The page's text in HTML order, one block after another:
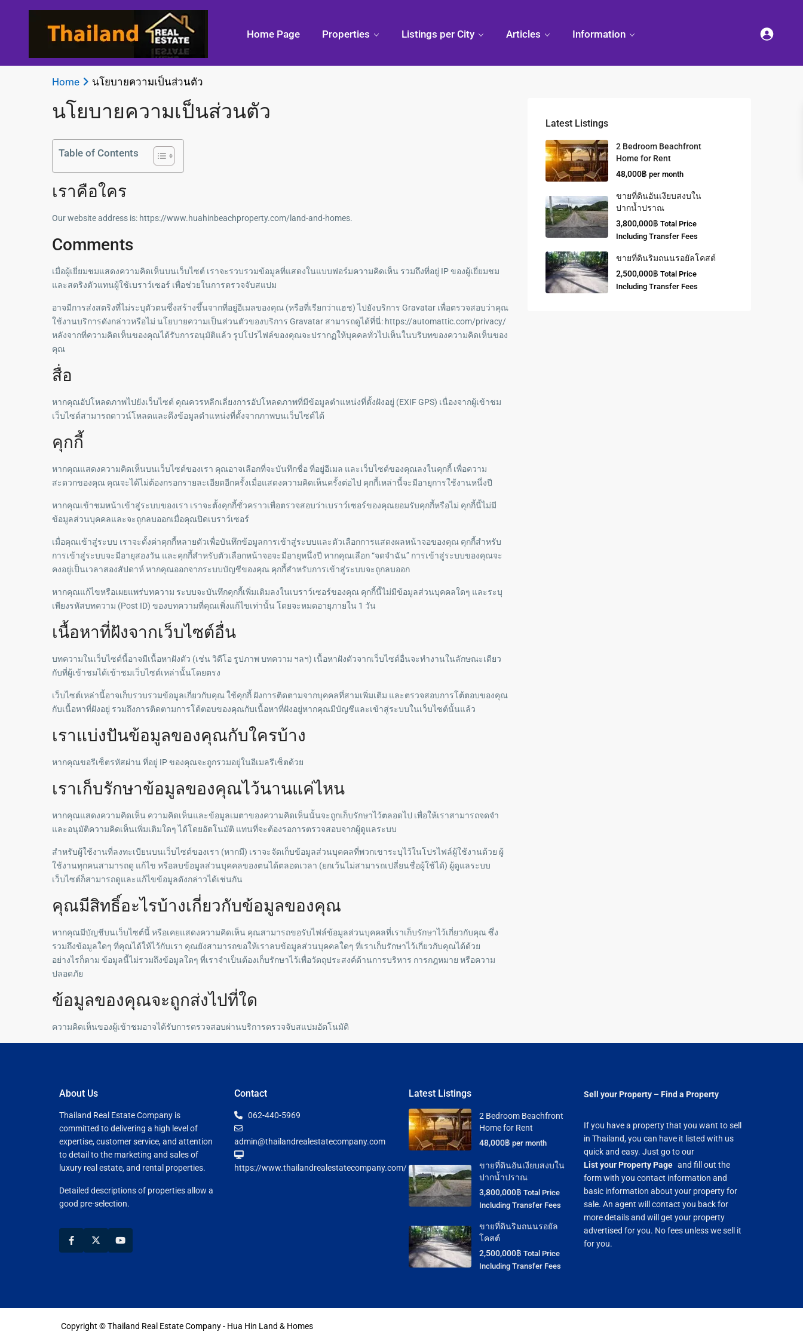
Home Page Properties Listings per City Articles Information
Home นโยบายความเป็นส่วนตัว
นโยบายความเป็นส่วนตัว
Table of Contents
เราคือใคร
Our website address is: https://www.huahinbeachproperty.com/land-and-homes.
Comments
เมื่อผู้เยี่ยมชมแสดงความคิดเห็นบนเว็บไซต์ เราจะรวบรวมข้อมูลที่แสดงในแบบฟอร์มความคิดเห็น รวมถึงที่อยู่ IP ของผู้เยี่ยมชม
และสตริงตัวแทนผู้ใช้เบราว์เซอร์ เพื่อช่วยในการตรวจจับสแปม
อาจมีการส่งสตริงที่ไม่ระบุตัวตนซึ่งสร้างขึ้นจากที่อยู่อีเมลของคุณ (หรือที่เรียกว่าแฮช) ไปยังบริการ Gravatar เพื่อตรวจสอบว่าคุณ
ใช้งานบริการดังกล่าวหรือไม่ นโยบายความเป็นส่วนตัวของบริการ Gravatar สามารถดูได้ที่นี่: https://automattic.com/privacy/
หลังจากที่ความคิดเห็นของคุณได้รับการอนุมัติแล้ว รูปโปรไฟล์ของคุณจะปรากฏให้บุคคลทั่วไปเห็นในบริบทของความคิดเห็นของ
คุณ
สื่อ
หากคุณอัปโหลดภาพไปยังเว็บไซต์ คุณควรหลีกเลี่ยงการอัปโหลดภาพที่มีข้อมูลตำแหน่งที่ตั้งฝังอยู่ (EXIF GPS) เนื่องจากผู้เข้าชม
เว็บไซต์สามารถดาวน์โหลดและดึงข้อมูลตำแหน่งที่ตั้งจากภาพบนเว็บไซต์ได้
คุกกี้
หากคุณแสดงความคิดเห็นบนเว็บไซต์ของเรา คุณอาจเลือกที่จะบันทึกชื่อ ที่อยู่อีเมล และเว็บไซต์ของคุณลงในคุกกี้ เพื่อความ
สะดวกของคุณ คุณจะได้ไม่ต้องกรอกรายละเอียดอีกครั้งเมื่อแสดงความคิดเห็นครั้งต่อไป คุกกี้เหล่านี้จะมีอายุการใช้งานหนึ่งปี
หากคุณเข้าชมหน้าเข้าสู่ระบบของเรา เราจะตั้งคุกกี้ชั่วคราวเพื่อตรวจสอบว่าเบราว์เซอร์ของคุณยอมรับคุกกี้หรือไม่ คุกกี้นี้ไม่มี
ข้อมูลส่วนบุคคลและจะถูกลบออกเมื่อคุณปิดเบราว์เซอร์
เมื่อคุณเข้าสู่ระบบ เราจะตั้งค่าคุกกี้หลายตัวเพื่อบันทึกข้อมูลการเข้าสู่ระบบและตัวเลือกการแสดงผลหน้าจอของคุณ คุกกี้สำหรับ
การเข้าสู่ระบบจะมีอายุสองวัน และคุกกี้สำหรับตัวเลือกหน้าจอจะมีอายุหนึ่งปี หากคุณเลือก “จดจำฉัน” การเข้าสู่ระบบของคุณจะ
คงอยู่เป็นเวลาสองสัปดาห์ หากคุณออกจากระบบบัญชีของคุณ คุกกี้สำหรับการเข้าสู่ระบบจะถูกลบออก
หากคุณแก้ไขหรือเผยแพร่บทความ ระบบจะบันทึกคุกกี้เพิ่มเติมลงในเบราว์เซอร์ของคุณ คุกกี้นี้ไม่มีข้อมูลส่วนบุคคลใดๆ และระบุ
เพียงรหัสบทความ (Post ID) ของบทความที่คุณเพิ่งแก้ไขเท่านั้น โดยจะหมดอายุภายใน 1 วัน
เนื้อหาที่ฝังจากเว็บไซต์อื่น
บทความในเว็บไซต์นี้อาจมีเนื้อหาฝังตัว (เช่น วิดีโอ รูปภาพ บทความ ฯลฯ) เนื้อหาฝังตัวจากเว็บไซต์อื่นจะทำงานในลักษณะเดียว
กับที่ผู้เข้าชมได้เข้าชมเว็บไซต์เหล่านั้นโดยตรง
เว็บไซต์เหล่านี้อาจเก็บรวบรวมข้อมูลเกี่ยวกับคุณ ใช้คุกกี้ ฝังการติดตามจากบุคคลที่สามเพิ่มเติม และตรวจสอบการโต้ตอบของคุณ
กับเนื้อหาที่ฝังอยู่ รวมถึงการติดตามการโต้ตอบของคุณกับเนื้อหาที่ฝังอยู่หากคุณมีบัญชีและเข้าสู่ระบบในเว็บไซต์นั้นแล้ว
เราแบ่งปันข้อมูลของคุณกับใครบ้าง
หากคุณขอรีเซ็ตรหัสผ่าน ที่อยู่ IP ของคุณจะถูกรวมอยู่ในอีเมลรีเซ็ตด้วย
เราเก็บรักษาข้อมูลของคุณไว้นานแค่ไหน
หากคุณแสดงความคิดเห็น ความคิดเห็นและข้อมูลเมตาของความคิดเห็นนั้นจะถูกเก็บรักษาไว้ตลอดไป เพื่อให้เราสามารถจดจำ
และอนุมัติความคิดเห็นเพิ่มเติมใดๆ ได้โดยอัตโนมัติ แทนที่จะต้องรอการตรวจสอบจากผู้ดูแลระบบ
สำหรับผู้ใช้งานที่ลงทะเบียนบนเว็บไซต์ของเรา (หากมี) เราจะจัดเก็บข้อมูลส่วนบุคคลที่พวกเขาระบุไว้ในโปรไฟล์ผู้ใช้งานด้วย ผู้
ใช้งานทุกคนสามารถดู แก้ไข หรือลบข้อมูลส่วนบุคคลของตนได้ตลอดเวลา (ยกเว้นไม่สามารถเปลี่ยนชื่อผู้ใช้ได้) ผู้ดูแลระบบ
เว็บไซต์ก็สามารถดูและแก้ไขข้อมูลดังกล่าวได้เช่นกัน
คุณมีสิทธิ์อะไรบ้างเกี่ยวกับข้อมูลของคุณ
หากคุณมีบัญชีบนเว็บไซต์นี้ หรือเคยแสดงความคิดเห็น คุณสามารถขอรับไฟล์ข้อมูลส่วนบุคคลที่เราเก็บรักษาไว้เกี่ยวกับคุณ ซึ่ง
รวมถึงข้อมูลใดๆ ที่คุณได้ให้ไว้กับเรา คุณยังสามารถขอให้เราลบข้อมูลส่วนบุคคลใดๆ ที่เราเก็บรักษาไว้เกี่ยวกับคุณได้ด้วย
อย่างไรก็ตาม ข้อมูลนี้ไม่รวมถึงข้อมูลใดๆ ที่เราจำเป็นต้องเก็บรักษาไว้เพื่อวัตถุประสงค์ด้านการบริหาร การกฎหมาย หรือความ
ปลอดภัย
ข้อมูลของคุณจะถูกส่งไปที่ใด
ความคิดเห็นของผู้เข้าชมอาจได้รับการตรวจสอบผ่านบริการตรวจจับสแปมอัตโนมัติ
Latest Listings
2 Bedroom Beachfront
Home for Rent
48,000฿ per month
ขายที่ดินอันเงียบสงบใน
ปากน้ำปราณ
3,800,000฿ Total Price
Including Transfer Fees
ขายที่ดินริมถนนรอยัลโคสต์
2,500,000฿ Total Price
Including Transfer Fees
About Us
Thailand Real Estate Company is
committed to delivering a high level of
expertise, customer service, and attention
to detail to the marketing and sales of
luxury real estate, and rental properties.
Detailed descriptions of properties allow a
good pre-selection.
Contact
062-440-5969
admin@thailandrealestatecompany.com
https://www.thailandrealestatecompany.com/
Latest Listings
2 Bedroom Beachfront
Home for Rent
48,000฿ per month
ขายที่ดินอันเงียบสงบใน
ปากน้ำปราณ
3,800,000฿ Total Price
Including Transfer Fees
ขายที่ดินริมถนนรอยัล
โคสต์
2,500,000฿ Total Price
Including Transfer Fees
Sell your Property – Find a Property
If you have a property that you want to sell
in Thailand, you can have it listed with us
quick and easy. Just go to our
List your Property Page and fill out the
form with you contact information and
basic information about your property for
sale. An agent will contact you back for
more details and will get your property
advertised for you. No fees unless we sell it
for you.
Copyright © Thailand Real Estate Company - Hua Hin Land & Homes